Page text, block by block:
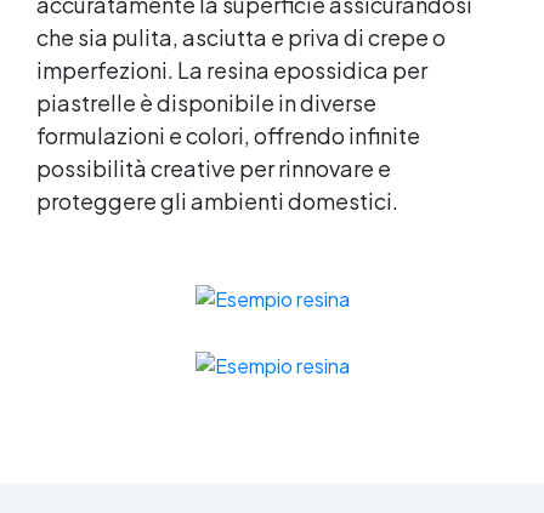
che sia pulita, asciutta e priva di crepe o
imperfezioni. La resina epossidica per
piastrelle è disponibile in diverse
formulazioni e colori, offrendo infinite
possibilità creative per rinnovare e
proteggere gli ambienti domestici.